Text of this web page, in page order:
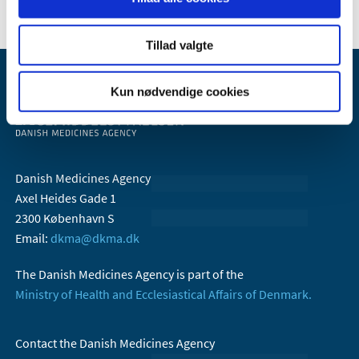
Tillad valgte
Kun nødvendige cookies
Danish Medicines Agency
Axel Heides Gade 1
2300 København S
Email: dkma@dkma.dk
The Danish Medicines Agency is part of the
Ministry of Health and Ecclesiastical Affairs of Denmark.
Contact the Danish Medicines Agency